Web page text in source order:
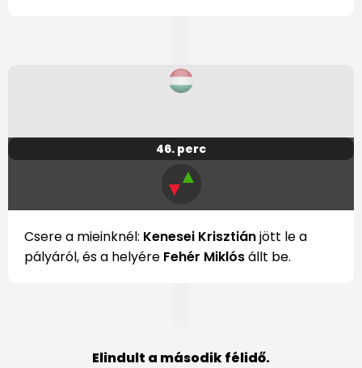
46. perc
▼▲
Csere a mieinknél: Kenesei Krisztiánjött le a
pályáról, és a helyére Fehér Miklósállt be.
Elindult a második félidő.